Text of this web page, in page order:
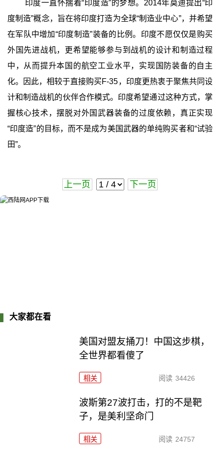
印度一直怀揣着“印度造”的梦想。2014年莫迪提出“印
度制造”概念，旨在将印度打造为全球“制造业中心”，并希望
在军队中增加“印度制造”装备的比例。印度不愿仅仅是购买
外国先进战机，更希望能够参与到战机的设计和制造过程
中，从而提升本国的航空工业水平，实现国防装备的自主
化。因此，相较于直接购买F-35，印度更热衷于聚焦共同设
计和制造战机的伙伴合作模式。印度希望通过这种方式，掌
握核心技术，摆脱对外国武器装备的过度依赖，真正实现
“印度造”的目标，而不是成为美国武器的单纯购买者和“试验
田”。
上一页 下一页
大家都在看
美国对盟友捅刀！中国这步棋，
全世界都看傻了
相关 阅读 34426
波斯第27波打击，打的不是靶
子，是美利坚命门
相关 阅读 24757